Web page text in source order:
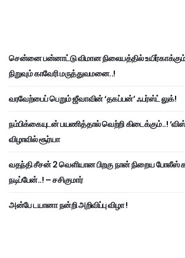
சென்னை பன்னாட்டு விமான நிலையத்தில்
நிறுவும் காவேரி மருத்துவமனை..!
வரவேற்பைப் பெறும் ஜீவாவின் ‘தகப்பன்’ ஃபர்ஸ்ட் லுக்!
நம்பிக்கையுடன் பயணித்தால் வெற்றி கிடைக்கும்..!
விழாவில் சூர்யா
வதந்தி சீசன் 2 வெளியான பிறகு நான் நிறைய போலீஸ்
நடிப்பேன்..! – சசிகுமார்
அன்பே டயானா நன்றி அறிவிப்பு விழா !